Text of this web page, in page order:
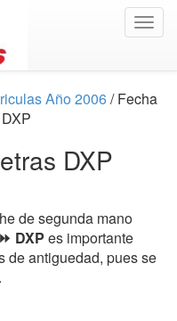
Año 2006/ Fecha
DXP
de segunda mano
DXP es importante
de antiguedad, pues se